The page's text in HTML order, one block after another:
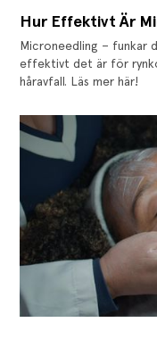
‍Hur Effektivt Är
Microneedling – funkar
effektivt det är för
håravfall. Läs mer här!